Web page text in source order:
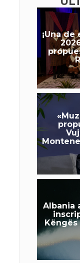
¡Una de
Albania
Këngës